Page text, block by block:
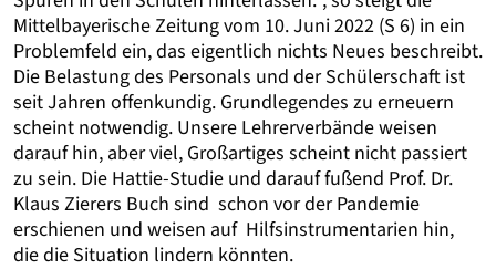
Mittelbayerische Zeitung vom 10. Juni 2022 (S 6) in ein
Problemfeld ein, das eigentlich nichts Neues beschreibt.
Die Belastung des Personals und der Schülerschaft ist
seit Jahren offenkundig. Grundlegendes zu erneuern
scheint notwendig. Unsere Lehrerverbände weisen
darauf hin, aber viel, Großartiges scheint nicht passiert
zu sein. Die Hattie-Studie und darauf fußend Prof. Dr.
Klaus Zierers Buch sind schon vor der Pandemie
erschienen und weisen auf Hilfsinstrumentarien hin,
die die Situation lindern könnten.